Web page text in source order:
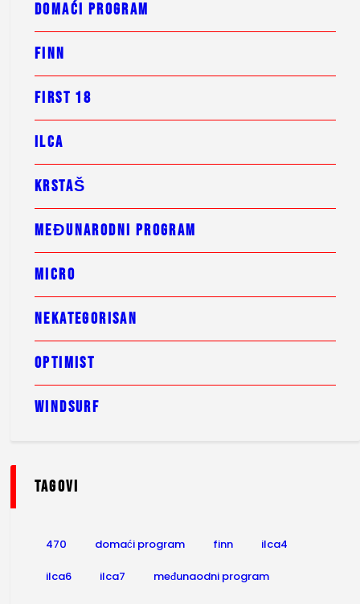
DOMAĆI PROGRAM
FINN
FIRST 18
ILCA
KRSTAŠ
MEĐUNARODNI PROGRAM
MICRO
NEKATEGORISAN
OPTIMIST
WINDSURF
tagovi
470 domaći program finn ilca4
ilca6 ilca7 međunaodni program